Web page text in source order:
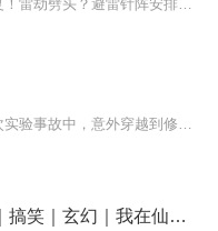
在仙界收破烂｜热血｜搞笑｜玄幻｜我在仙界捡废品